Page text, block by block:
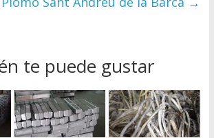
te puede gustar